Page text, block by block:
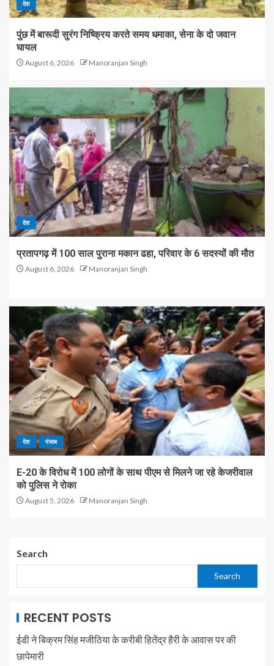
देश
पुंछ में बारूदी सुरंग निष्क्रिय करते समय धमाका, सेना के दो जवान
घायल
August 6, 2026 Manoranjan Singh
देश
प्रतापगढ़ में 100 साल पुराना मकान ढहा, परिवार के 6 सदस्यों की मौत
August 6, 2026 Manoranjan Singh
देश पंजाब
E-20 के विरोध में 100 लोगों के साथ पीएम से मिलने जा रहे केजरीवाल
को पुलिस ने रोका
August 5, 2026 Manoranjan Singh
Search
Search
RECENT POSTS
ईडी ने बिक्रम सिंह मजीठिया के करीबी हितेंद्र हैरी के आवास पर की
छापेमारी